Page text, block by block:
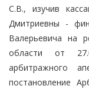
С.В., изучив
Дмитриевны -
Валерьевича на
области от
арбитражного
постановление